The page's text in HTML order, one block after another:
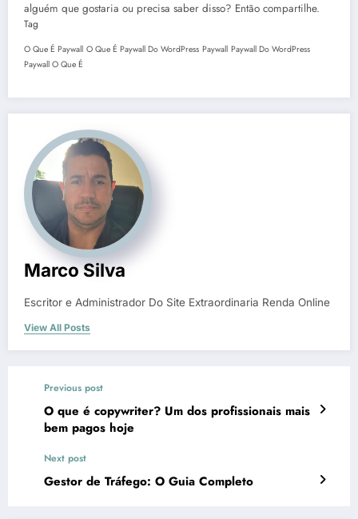
alguém que gostaria ou precisa saber disso? Então compartilhe.
Tag
O Que É Paywall O Que É Paywall Do WordPress Paywall Paywall Do WordPress
Paywall O Que É
Marco Silva
Escritor e Administrador Do Site Extraordinaria Renda Online
View All Posts
Previous post
O que é copywriter? Um dos profissionais mais
bem pagos hoje
Next post
Gestor de Tráfego: O Guia Completo